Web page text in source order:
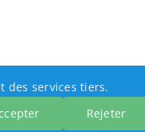
des services tiers.
Rejeter